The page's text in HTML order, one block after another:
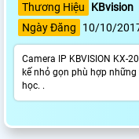
Thương Hiệu
KBvision
Ngày Đăng
10/10/
Camera IP KBVISION KX-
kế nhỏ gọn phù hợp
học. .